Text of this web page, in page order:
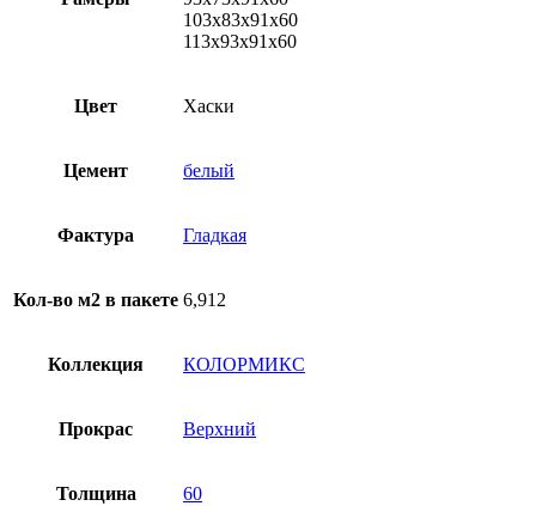
103х83х91х60
113х93х91х60
Цвет Хаски
Цемент белый
Фактура Гладкая
Кол-во м2 в пакете 6,912
Коллекция КОЛОРМИКС
Прокрас Верхний
Толщина 60